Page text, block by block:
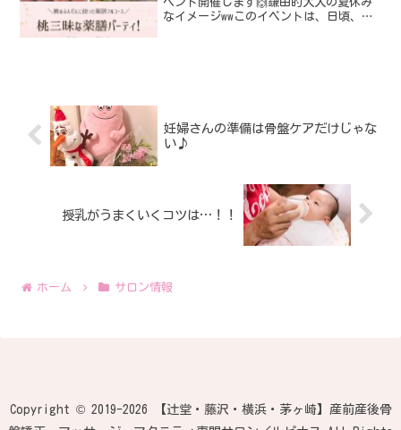
ベント開催します🙌鎌田的大人の夏休み
なイメージwwこのイベントは、日頃、子
妊婦さんの準備は骨盤ケアだけじゃな
い♪
授乳がうまくいくコツは…！！
ホーム サロン情報
Copyright © 2019-2026 【辻堂・藤沢・横浜・茅ヶ崎】産前産後骨